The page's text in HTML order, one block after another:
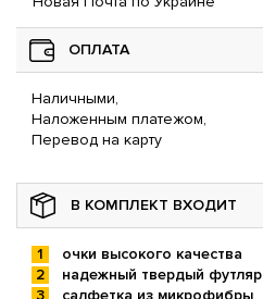
ОПЛАТА
Наличными,
Наложенным платежом,
Перевод на карту
В КОМПЛЕКТ ВХОДИТ
очки высокого качества
надежный твердый футляр